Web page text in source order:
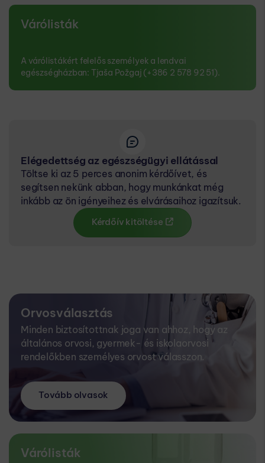
Várólisták
A várólistákért felelős személyek a lendvai
egészségházban: Tjaša Požgaj (+386 2 578 92 51).
Elégedettség az egészségügyi ellátással
Töltse ki az 5 perces anonim kérdőívet, és
segítsen nekünk abban, hogy munkánkat még
inkább az ön igényeihez és elvárásaihoz igazítsuk.
Kérdőív kitöltése
Orvosválasztás
Minden biztosítottnak joga van ahhoz, hogy az
általános orvosi, gyermek- és iskolaorvosi
rendelőkben személyes orvost válasszon.
Tovább olvasok
Várólisták